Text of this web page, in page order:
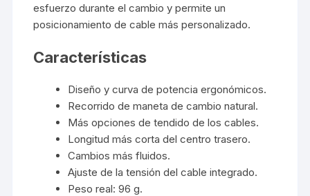
esfuerzo durante el cambio y permite un
posicionamiento de cable más personalizado.
Características
Diseño y curva de potencia ergonómicos.
Recorrido de maneta de cambio natural.
Más opciones de tendido de los cables.
Longitud más corta del centro trasero.
Cambios más fluidos.
Ajuste de la tensión del cable integrado.
Peso real: 96 g.